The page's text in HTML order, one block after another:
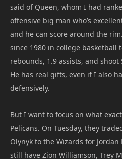
said of Queen, whom I had
offensive big man who’s
and he can score around the
since 1980 in college basketball
rebounds, 1.9 assists, and
He has real gifts, even if I also
defensively.
But I want to focus on what
Pelicans. On Tuesday, they
Olynyk to the Wizards for Jordan
still have Zion Williamson, Trey